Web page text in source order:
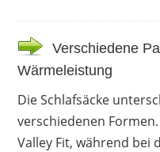
Verschiedene
Wärmeleistung
Die Schlafsäcke
verschiedenen
Valley Fit, während bei